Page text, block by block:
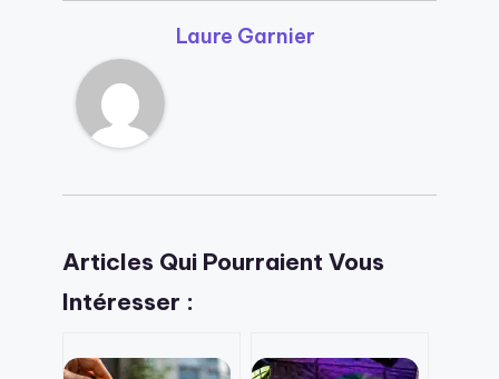
Laure Garnier
Articles Qui Pourraient Vous
Intéresser :